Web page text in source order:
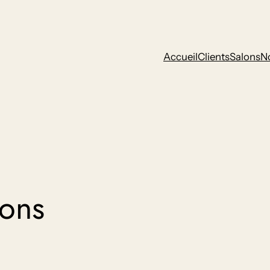
AccueilClientsSalons